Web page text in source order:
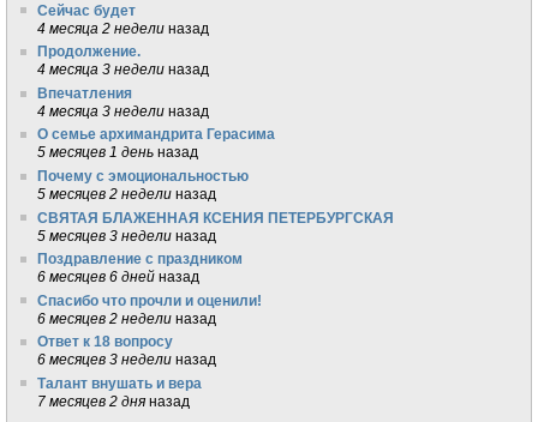
Сейчас будет
4 месяца 2 недели назад
Продолжение.
4 месяца 3 недели назад
Впечатления
4 месяца 3 недели назад
О семье архимандрита Герасима
5 месяцев 1 день назад
Почему с эмоциональностью
5 месяцев 2 недели назад
СВЯТАЯ БЛАЖЕННАЯ КСЕНИЯ ПЕТЕРБУРГСКАЯ
5 месяцев 3 недели назад
Поздравление с праздником
6 месяцев 6 дней назад
Спасибо что прочли и оценили!
6 месяцев 2 недели назад
Ответ к 18 вопросу
6 месяцев 3 недели назад
Талант внушать и вера
7 месяцев 2 дня назад